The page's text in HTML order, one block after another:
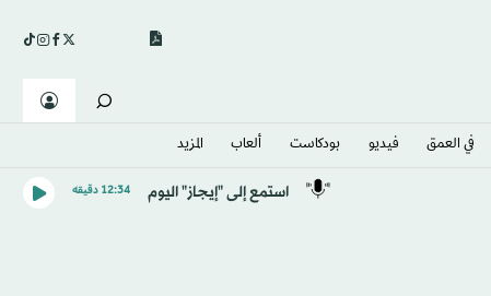
في العمق فيديو بودكاست ألعاب المزيد
استمع إلى "إيجاز" اليوم 12:34 دقيقه